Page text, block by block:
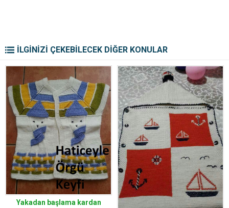
İLGİNİZİ ÇEKEBİLECEK DİĞER KONULAR
Yakadan başlama kardan